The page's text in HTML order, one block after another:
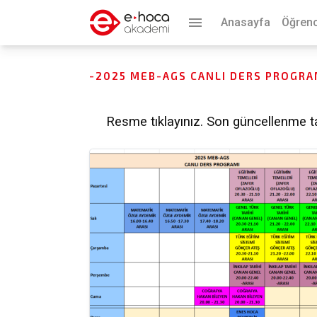
menu Anasayfa
-2025 MEB-AGS CANLI DERS
Resme tıklayınız. Son güncellenme